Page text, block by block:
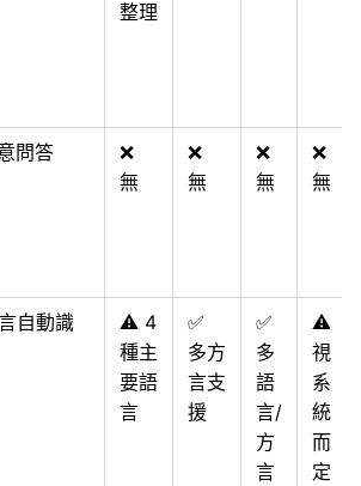
整理
問答
❌
無
❌
無
❌
無
❌
無
自動識
⚠️ 4
種主
要語
言
✅
多方
言支
援
✅
多
語
言/
方
言
⚠️
視
系
統
而
定